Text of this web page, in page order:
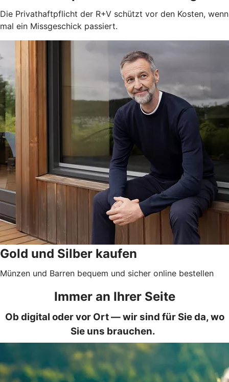
Die Privathaftpflicht der R+V schützt vor den Kosten, wenn
mal ein Missgeschick passiert.
Gold und Silber kaufen
Münzen und Barren bequem und sicher online bestellen
Immer an Ihrer Seite
Ob digital oder vor Ort — wir sind für Sie da, wo
Sie uns brauchen.